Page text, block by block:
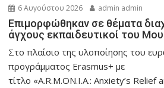
6 Αυγούστου 2026 admin admin
Eπιμορφώθηκαν σε θέματα
άγχους εκπαιδευτικοί του
Στο πλαίσιο της υλοποίησης του
προγράμματος Erasmus+ με
τίτλο «A.R.M.ON.I.A.: Anxiety’s